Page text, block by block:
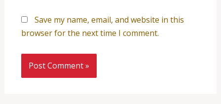
Save my name, email, and website in this
browser for the next time I comment.